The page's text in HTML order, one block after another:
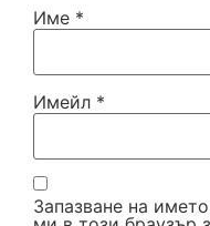
Име *
Имейл *
Запазване на